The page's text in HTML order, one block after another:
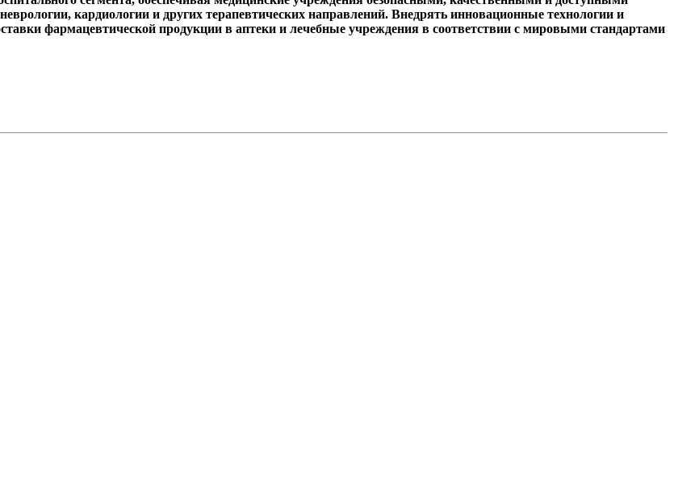
кардиологии и других терапевтических направлений. Внедрять инновационные технологии и
фармацевтической продукции в аптеки и лечебные учреждения в соответствии с мировыми стандартами